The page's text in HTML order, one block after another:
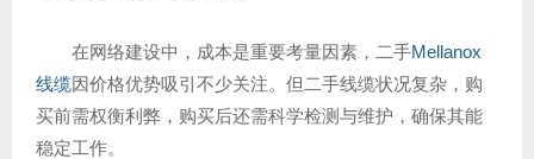
在网络建设中，成本是重要考量因素，二手Mellanox
线缆因价格优势吸引不少关注。但二手线缆状况复杂，购
买前需权衡利弊，购买后还需科学检测与维护，确保其能
稳定工作。